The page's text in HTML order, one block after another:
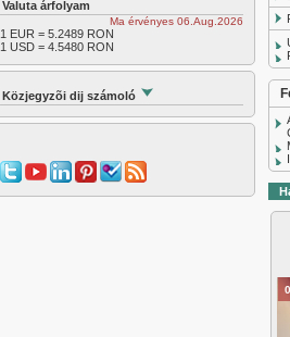
Valuta árfolyam
Ma érvényes 06.Aug.2026
1 EUR = 5.2489 RON
1 USD = 4.5480 RON
Közjegyzõi dij számoló